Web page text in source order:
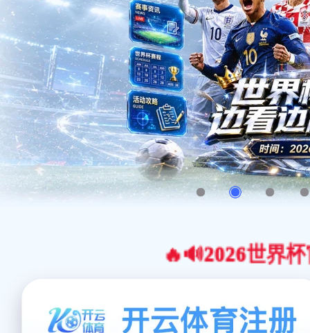
🔥🔊2026世界杯官网